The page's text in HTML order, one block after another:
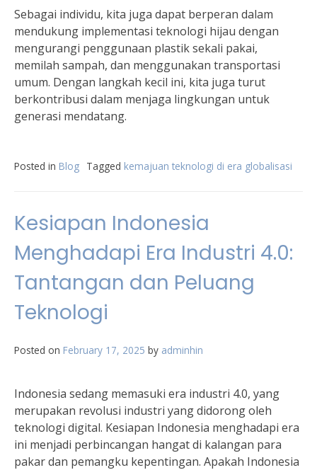
Sebagai individu, kita juga dapat berperan dalam
mendukung implementasi teknologi hijau dengan
mengurangi penggunaan plastik sekali pakai,
memilah sampah, dan menggunakan transportasi
umum. Dengan langkah kecil ini, kita juga turut
berkontribusi dalam menjaga lingkungan untuk
generasi mendatang.
Posted in Blog Tagged kemajuan teknologi di era globalisasi
Kesiapan Indonesia
Menghadapi Era Industri 4.0:
Tantangan dan Peluang
Teknologi
Posted on February 17, 2025 by adminhin
Indonesia sedang memasuki era industri 4.0, yang
merupakan revolusi industri yang didorong oleh
teknologi digital. Kesiapan Indonesia menghadapi era
ini menjadi perbincangan hangat di kalangan para
pakar dan pemangku kepentingan. Apakah Indonesia